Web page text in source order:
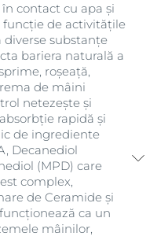
contact cu apa și
funcție de activitățile
diverse substanțe
bariera naturală a
roșeață,
de mâini
netezește și
rapidă și
de ingrediente
Decanediol
(MPD) care
complex,
de Ceramide și
ca un
mâinilor,